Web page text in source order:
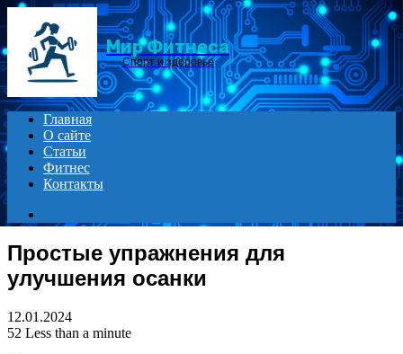
Menu
Мир Фитнеса
Спорт и здоровье
Главная
О сайте
Статьи
Фитнес
Контакты
for
Простые упражнения для
улучшения осанки
12.01.2024
52 Less than a minute